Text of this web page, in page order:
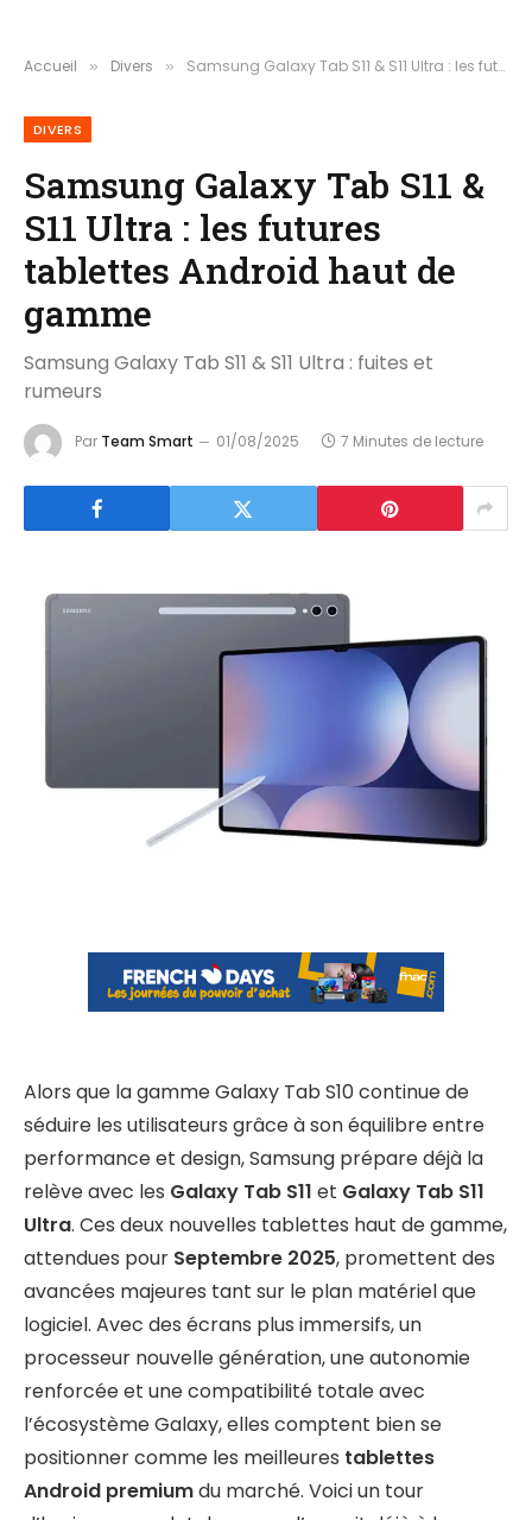
Accueil » Divers » Samsung Galaxy Tab S11 & S11 Ultra : les futures tablettes Android haut de gamme
DIVERS
Samsung Galaxy Tab S11 &
S11 Ultra : les futures
tablettes Android haut de
gamme
Samsung Galaxy Tab S11 & S11 Ultra : fuites et
rumeurs
Par Team Smart 01/08/2025 7 Minutes de lecture
Alors que la gamme Galaxy Tab S10 continue de
séduire les utilisateurs grâce à son équilibre entre
performance et design, Samsung prépare déjà la
relève avec les Galaxy Tab S11 et Galaxy Tab S11
Ultra. Ces deux nouvelles tablettes haut de gamme,
attendues pour Septembre 2025, promettent des
avancées majeures tant sur le plan matériel que
logiciel. Avec des écrans plus immersifs, un
processeur nouvelle génération, une autonomie
renforcée et une compatibilité totale avec
l’écosystème Galaxy, elles comptent bien se
positionner comme les meilleures tablettes
Android premiumdu marché. Voici un tour